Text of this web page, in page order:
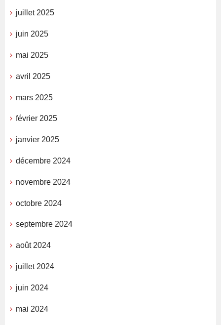
juillet 2025
juin 2025
mai 2025
avril 2025
mars 2025
février 2025
janvier 2025
décembre 2024
novembre 2024
octobre 2024
septembre 2024
août 2024
juillet 2024
juin 2024
mai 2024